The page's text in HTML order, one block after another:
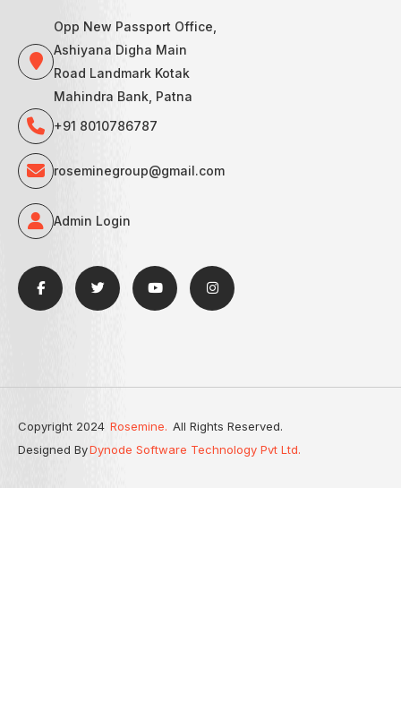
Opp New Passport Office,
Ashiyana Digha Main
Road Landmark Kotak
Mahindra Bank, Patna
+91 8010786787
roseminegroup@gmail.com
Admin Login
Copyright 2024 Rosemine. All Rights Reserved.
Designed ByDynode Software Technology Pvt Ltd.